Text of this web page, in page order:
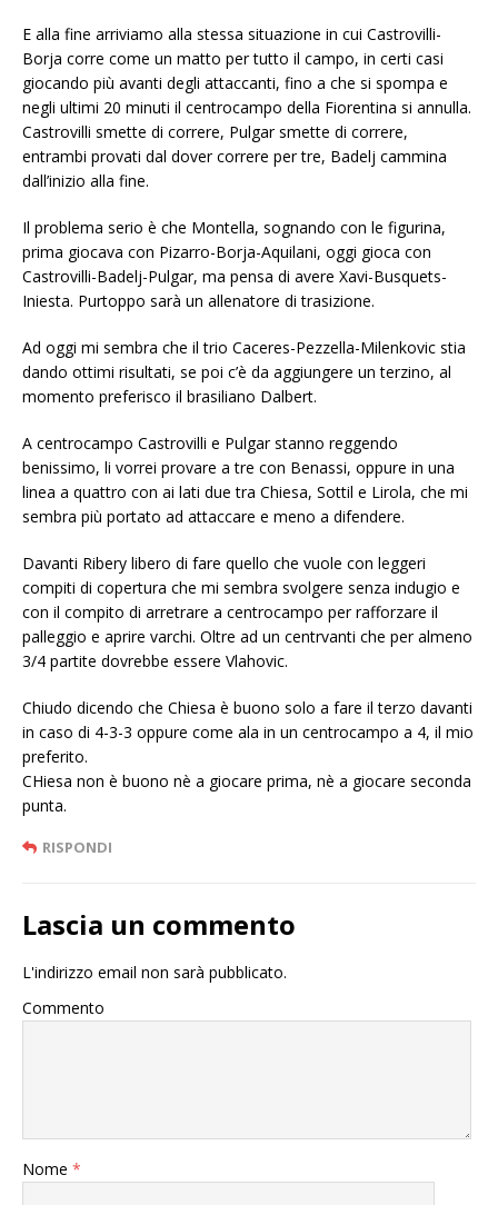
E alla fine arriviamo alla stessa situazione in cui Castrovilli-
Borja corre come un matto per tutto il campo, in certi casi
giocando più avanti degli attaccanti, fino a che si spompa e
negli ultimi 20 minuti il centrocampo della Fiorentina si annulla.
Castrovilli smette di correre, Pulgar smette di correre,
entrambi provati dal dover correre per tre, Badelj cammina
dall’inizio alla fine.
Il problema serio è che Montella, sognando con le figurina,
prima giocava con Pizarro-Borja-Aquilani, oggi gioca con
Castrovilli-Badelj-Pulgar, ma pensa di avere Xavi-Busquets-
Iniesta. Purtoppo sarà un allenatore di trasizione.
Ad oggi mi sembra che il trio Caceres-Pezzella-Milenkovic stia
dando ottimi risultati, se poi c’è da aggiungere un terzino, al
momento preferisco il brasiliano Dalbert.
A centrocampo Castrovilli e Pulgar stanno reggendo
benissimo, li vorrei provare a tre con Benassi, oppure in una
linea a quattro con ai lati due tra Chiesa, Sottil e Lirola, che mi
sembra più portato ad attaccare e meno a difendere.
Davanti Ribery libero di fare quello che vuole con leggeri
compiti di copertura che mi sembra svolgere senza indugio e
con il compito di arretrare a centrocampo per rafforzare il
palleggio e aprire varchi. Oltre ad un centrvanti che per almeno
3/4 partite dovrebbe essere Vlahovic.
Chiudo dicendo che Chiesa è buono solo a fare il terzo davanti
in caso di 4-3-3 oppure come ala in un centrocampo a 4, il mio
preferito.
CHiesa non è buono nè a giocare prima, nè a giocare seconda
punta.
RISPONDI
Lascia un commento
L'indirizzo email non sarà pubblicato.
Commento
Nome *